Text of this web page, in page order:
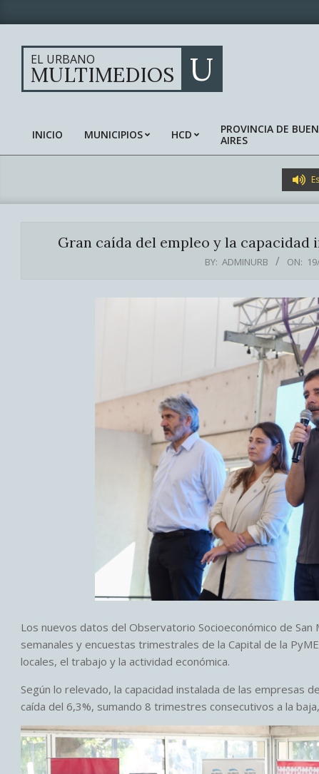
to
content
EL URBANO
MULTIMEDIOS U
Primary
Navigation
INICIO MUNICIPIOS HCD
PROVINCIA DE
AIRES
Gran caída del empleo y la
BY: ADMINURB ON:
Los nuevos datos del Observatorio Socioeconómico de
semanales y encuestas trimestrales de la Capital de la
locales, el trabajo y la actividad económica.
Según lo relevado, la capacidad instalada de las empresas
caída del 6,3%, sumando 8 trimestres consecutivos a la